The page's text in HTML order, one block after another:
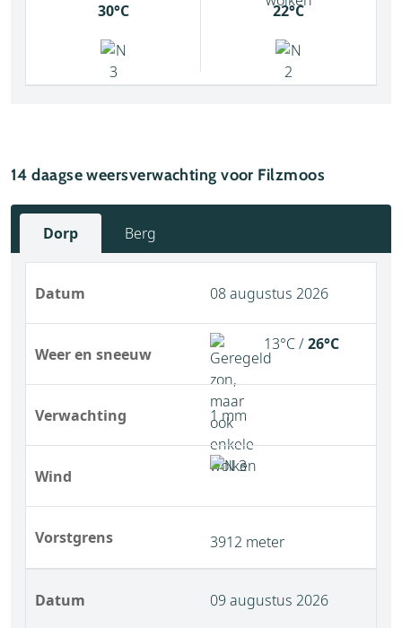
30°C 22°C
14 daagse weersverwachting voor Filzmoos
Dorp Berg
Datum
Weer en sneeuw
Verwachting
Wind
Vorstgrens
08 augustus 2026
13°C /26°C
1 mm
3912 meter
Datum 09 augustus 2026